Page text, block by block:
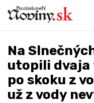
Na
utopili dvaja
po skoku z
už z vody